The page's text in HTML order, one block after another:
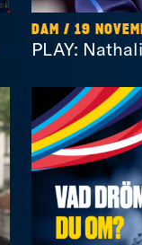
DAM / 19
PLAY: